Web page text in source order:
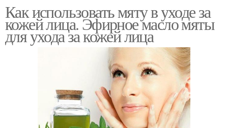
Маска для лица Мятные средства
Медовая маска
Травяная маска
Как использовать мяту в уходе за
кожей лица. Эфирное масло мяты
для ухода за кожей лица